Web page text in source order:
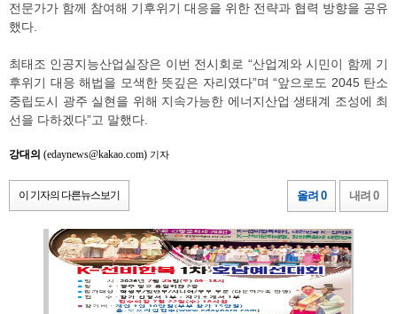
전문가가 함께 참여해 기후위기 대응을 위한 전략과 협력 방향을 공유
했다.
최태조 인공지능산업실장은 이번 전시회로 “산업계와 시민이 함께 기
후위기 대응 해법을 모색한 뜻깊은 자리였다”며 “앞으로도 2045 탄소
중립도시 광주 실현을 위해 지속가능한 에너지산업 생태계 조성에 최
선을 다하겠다”고 말했다.
강대의 (edaynews@kakao.com) 기자
이 기자의 다른뉴스보기 올려 0 내려 0